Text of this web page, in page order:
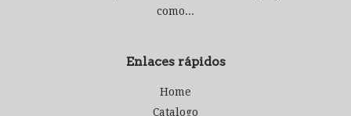
como...
Enlaces rápidos
Home
Catalogo